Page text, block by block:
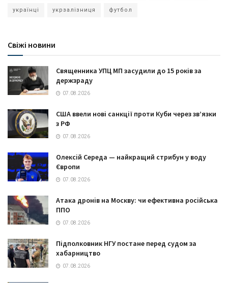
українці укрзалізниця футбол
Свіжі новини
Священника УПЦ МП засудили до 15 років за
держзраду
07.08.2026
США ввели нові санкції проти Куби через зв’язки
з РФ
07.08.2026
Олексій Середа — найкращий стрибун у воду
Європи
07.08.2026
Атака дронів на Москву: чи ефективна російська
ППО
07.08.2026
Підполковник НГУ постане перед судом за
хабарництво
07.08.2026